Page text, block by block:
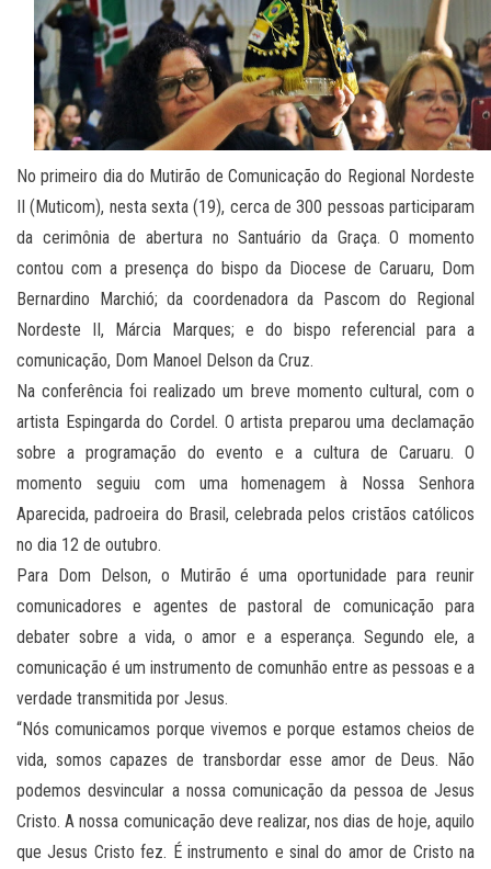
No primeiro dia do Mutirão de Comunicação do Regional Nordeste
II (Muticom), nesta sexta (19), cerca de 300 pessoas participaram
da cerimônia de abertura no Santuário da Graça. O momento
contou com a presença do bispo da Diocese de Caruaru, Dom
Bernardino Marchió; da coordenadora da Pascom do Regional
Nordeste II, Márcia Marques; e do bispo referencial para a
comunicação, Dom Manoel Delson da Cruz.
Na conferência foi realizado um breve momento cultural, com o
artista Espingarda do Cordel. O artista preparou uma declamação
sobre a programação do evento e a cultura de Caruaru. O
momento seguiu com uma homenagem à Nossa Senhora
Aparecida, padroeira do Brasil, celebrada pelos cristãos católicos
no dia 12 de outubro.
Para Dom Delson, o Mutirão é uma oportunidade para reunir
comunicadores e agentes de pastoral de comunicação para
debater sobre a vida, o amor e a esperança. Segundo ele, a
comunicação é um instrumento de comunhão entre as pessoas e a
verdade transmitida por Jesus.
“Nós comunicamos porque vivemos e porque estamos cheios de
vida, somos capazes de transbordar esse amor de Deus. Não
podemos desvincular a nossa comunicação da pessoa de Jesus
Cristo. A nossa comunicação deve realizar, nos dias de hoje, aquilo
que Jesus Cristo fez. É instrumento e sinal do amor de Cristo na